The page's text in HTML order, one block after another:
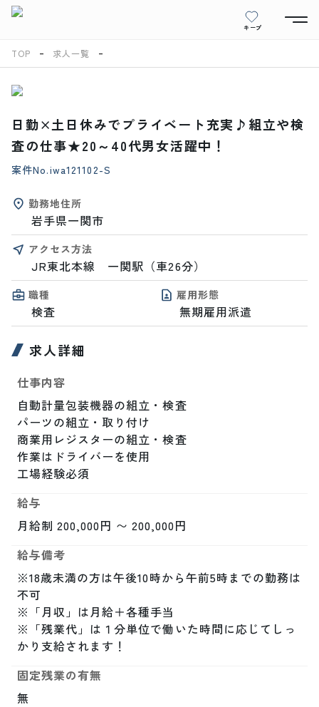
キープ
TOP 求人一覧
日勤×土日休みでプライベート充実♪組立や検
査の仕事★20～40代男女活躍中！
案件No.iwa121102-S
勤務地住所
岩手県一関市
アクセス方法
JR東北本線　一関駅（車26分）
職種
検査
雇用形態
無期雇用派遣
求人詳細
仕事内容
自動計量包装機器の組立・検査
パーツの組立・取り付け
商業用レジスターの組立・検査
作業はドライバーを使用
工場経験必須
給与
月給制 200,000円 〜 200,000円
給与備考
※18歳未満の方は午後10時から午前5時までの勤務は
不可
※「月収」は月給＋各種手当
※「残業代」は１分単位で働いた時間に応じてしっ
かり支給されます！
固定残業の有無
無